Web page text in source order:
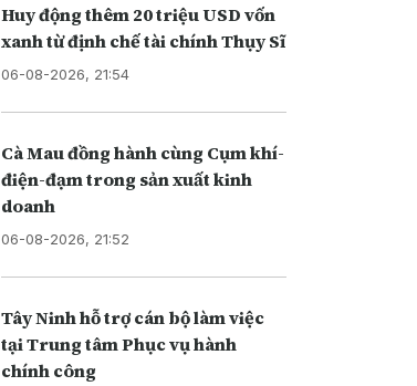
Huy động thêm 20 triệu USD vốn
xanh từ định chế tài chính Thụy Sĩ
06-08-2026, 21:54
Cà Mau đồng hành cùng Cụm khí-
điện-đạm trong sản xuất kinh
doanh
06-08-2026, 21:52
Tây Ninh hỗ trợ cán bộ làm việc
tại Trung tâm Phục vụ hành
chính công